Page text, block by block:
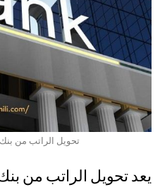
تحويل الراتب من
يعد تحويل الراتب من